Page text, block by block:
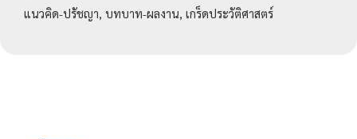
แนวคิด-ปรัชญา, บทบาท-ผลงาน, เกร็ดประวัติศาสตร์